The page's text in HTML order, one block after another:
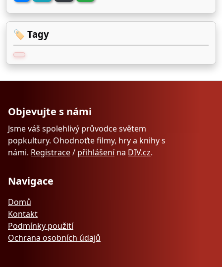
🏷️ Tagy
Objevujte s námi
Jsme váš spolehlivý průvodce světem
popkultury. Ohodnoťte filmy, hry a knihy s
námi. Registrace/ přihlášenína DIV.cz.
Navigace
Domů
Kontakt
Podmínky použití
Ochrana osobních údajů